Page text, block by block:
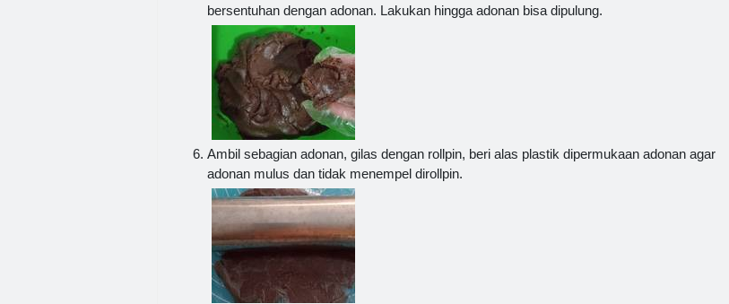
bersentuhan dengan adonan. Lakukan hingga adonan bisa dipulung.
Ambil sebagian adonan, gilas dengan rollpin, beri alas plastik dipermukaan adonan agar
adonan mulus dan tidak menempel dirollpin.